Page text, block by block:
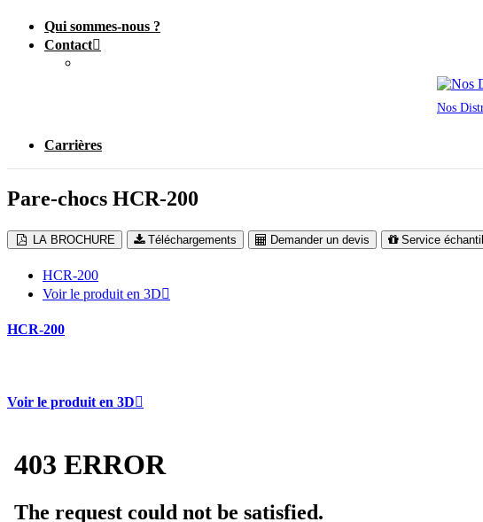
Qui sommes-nous ?
Contact
Nos
Carrières
Pare-chocs HCR-200
LA BROCHURE Téléchargements Demander un devis Service
HCR-200
Voir le produit en 3D
HCR-200
Voir le produit en 3D